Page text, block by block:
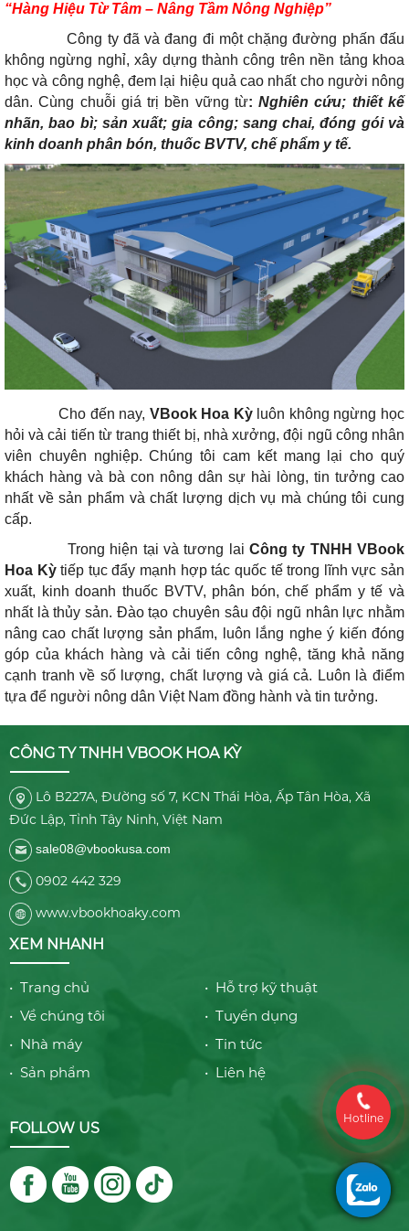
“Hàng Hiệu Từ Tâm – Nâng Tầm Nông Nghiệp”
Công ty đã và đang đi một chặng đường phấn đấu
không ngừng nghỉ, xây dựng thành công trên nền tảng khoa
học và công nghệ, đem lại hiệu quả cao nhất cho người nông
dân. Cùng chuỗi giá trị bền vững từ:Nghiên cứu; thiết kế
nhãn, bao bì; sản xuất; gia công; sang chai, đóng gói và
kinh doanh phân bón, thuốc BVTV, chế phẩm y tế.
Cho đến nay, VBook Hoa Kỳluôn không ngừng học
hỏi và cải tiến từ trang thiết bị, nhà xưởng, đội ngũ công nhân
viên chuyên nghiệp. Chúng tôi cam kết mang lại cho quý
khách hàng và bà con nông dân sự hài lòng, tin tưởng cao
nhất về sản phẩm và chất lượng dịch vụ mà chúng tôi cung
cấp.
Trong hiện tại và tương laiCông ty TNHH VBook
Hoa Kỳtiếp tục đẩy mạnh hợp tác quốc tế trong lĩnh vực sản
xuất, kinh doanh thuốc BVTV, phân bón, chế phẩm y tế và
nhất là thủy sản. Đào tạo chuyên sâu đội ngũ nhân lực nhằm
nâng cao chất lượng sản phẩm, luôn lắng nghe ý kiến ​​đóng
góp của khách hàng và cải tiến công nghệ, tăng khả năng
cạnh tranh về số lượng, chất lượng và giá cả. Luôn là điểm
tựa để người nông dân Việt Nam đồng hành và tin tưởng.
CÔNG TY TNHH VBOOK HOA KỲ
Lô B227A, Đường số 7, KCN Thái Hòa, Ấp Tân Hòa, Xã
Đức Lập, Tỉnh Tây Ninh, Việt Nam
sale08@vbookusa.com
0902 442 329
www.vbookhoaky.com
XEM NHANH
• Trang chủ
• Hỗ trợ kỹ thuật
• Về chúng tôi
• Tuyển dụng
• Nhà máy
• Tin tức
• Sản phẩm
• Liên hệ
FOLLOW US
Hotline